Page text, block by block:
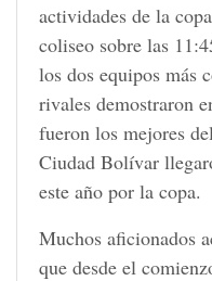
actividades de la
coliseo sobre las
los dos equipos más
rivales demostraron
fueron los mejores
Ciudad Bolívar
este año por la copa.
Muchos aficionados
que desde el